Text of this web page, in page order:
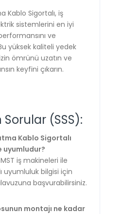
Kablo Sigortalı, iş
sistemlerini en iyi
ve
yüksek kaliteli yedek
ömrünü uzatın ve
keyfini çıkarın.
Sorular (SSS):
Kablo Sigortalı
uyumludur?
iş makineleri ile
uyumluluk bilgisi için
başvurabilirsiniz.
montajı ne kadar